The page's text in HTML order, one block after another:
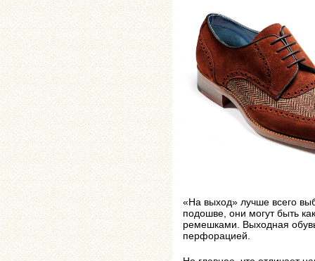
«На выход» лучше всего
подошве, они могут быть
ремешками. Выходная
перфорацией.